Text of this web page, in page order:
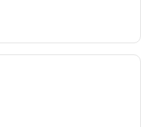
de carburant